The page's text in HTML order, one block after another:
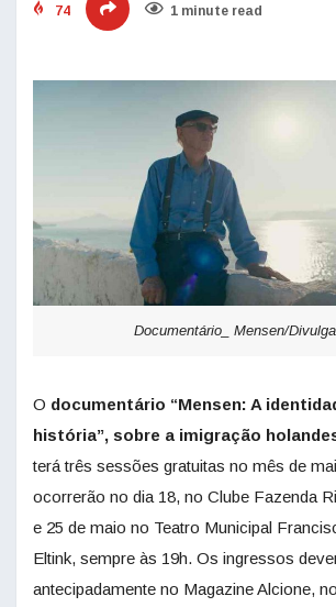
74 1 minute read
Documentário_ Mensen/
O documentário “Mensen: A
história”, sobre a imigração
terá três sessões gratuitas no mês de
ocorrerão no dia 18, no Clube Fazenda
e 25 de maio no Teatro Municipal
Eltink, sempre às 19h. Os ingressos
antecipadamente no Magazine Alcione,